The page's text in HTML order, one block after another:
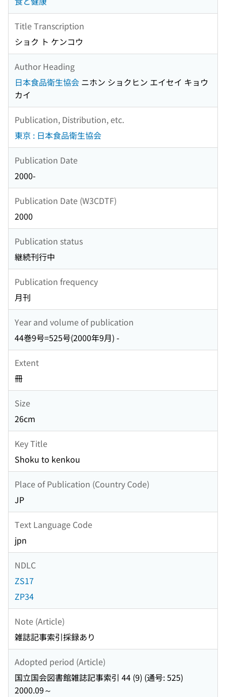
Title Transcription
ショク ト ケンコウ
Author Heading
日本食品衛生協会 ニホン ショクヒン エイセイ キョウ
カイ
Publication, Distribution, etc.
東京 : 日本食品衛生協会
Publication Date
2000-
Publication Date (W3CDTF)
2000
Publication status
継続刊行中
Publication frequency
月刊
Year and volume of publication
44巻9号=525号(2000年9月) -
Extent
冊
Size
26cm
Key Title
Shoku to kenkou
Place of Publication (Country Code)
JP
Text Language Code
jpn
NDLC
ZS17
ZP34
Note (Article)
雑誌記事索引採録あり
Adopted period (Article)
国立国会図書館雑誌記事索引 44 (9) (通号: 525)
2000.09～